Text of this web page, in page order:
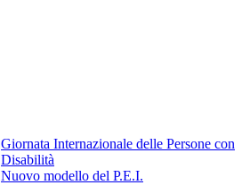
Giornata Internazionale delle Persone con
Disabilità
Nuovo modello del P.E.I.